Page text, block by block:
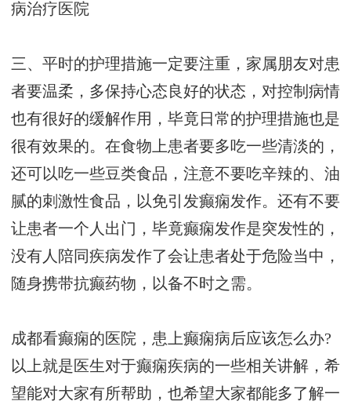
病治疗医院
三、平时的护理措施一定要注重，家属朋友对患
者要温柔，多保持心态良好的状态，对控制病情
也有很好的缓解作用，毕竟日常的护理措施也是
很有效果的。在食物上患者要多吃一些清淡的，
还可以吃一些豆类食品，注意不要吃辛辣的、油
腻的刺激性食品，以免引发癫痫发作。还有不要
让患者一个人出门，毕竟癫痫发作是突发性的，
没有人陪同疾病发作了会让患者处于危险当中，
随身携带抗癫药物，以备不时之需。
成都看癫痫的医院，患上癫痫病后应该怎么办?
以上就是医生对于癫痫疾病的一些相关讲解，希
望能对大家有所帮助，也希望大家都能多了解一